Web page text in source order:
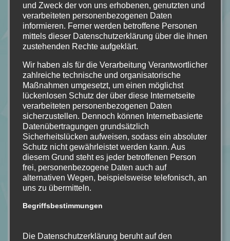
und Zweck der von uns erhobenen, genutzten und
verarbeiteten personenbezogenen Daten
informieren. Ferner werden betroffene Personen
mittels dieser Datenschutzerklärung über die ihnen
zustehenden Rechte aufgeklärt.
Wir haben als für die Verarbeitung Verantwortlicher
zahlreiche technische und organisatorische
Maßnahmen umgesetzt, um einen möglichst
lückenlosen Schutz der über diese Internetseite
verarbeiteten personenbezogenen Daten
sicherzustellen. Dennoch können Internetbasierte
Datenübertragungen grundsätzlich
Sicherheitslücken aufweisen, sodass ein absoluter
Schutz nicht gewährleistet werden kann. Aus
diesem Grund steht es jeder betroffenen Person
frei, personenbezogene Daten auch auf
alternativen Wegen, beispielsweise telefonisch, an
uns zu übermitteln.
Begriffsbestimmungen
Die Datenschutzerklärung beruht auf den